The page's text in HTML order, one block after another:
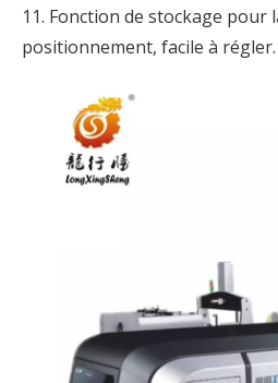
11. Fonction de stockage pour
positionnement, facile à régler.